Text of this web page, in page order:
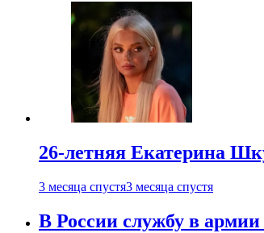
26-летняя Екатерина
3 месяца спустя3 месяца спустя
В России службу в